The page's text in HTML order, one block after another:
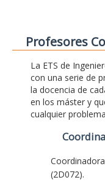
Profesores
La ETS de
con una serie de
la docencia de
en los máster y
cualquier
(2D072).